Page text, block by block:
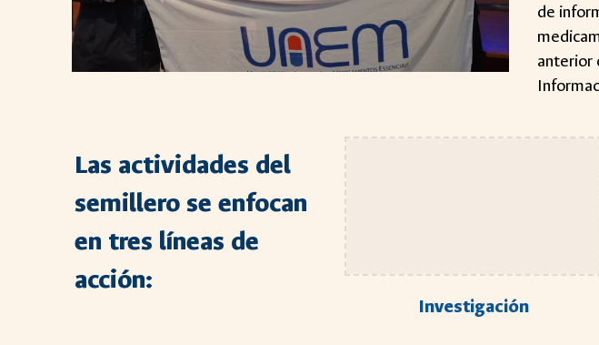
de
anterior
Las actividades del
semillero se enfocan
en tres líneas de
acción:
Investigación